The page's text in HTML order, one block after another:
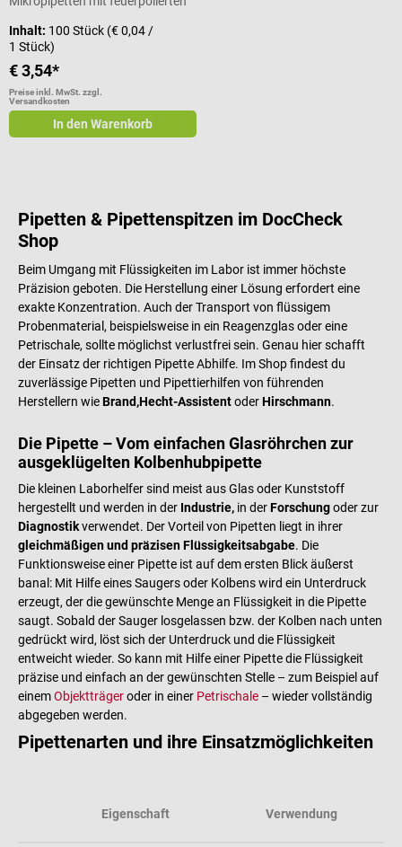
Inhalt: 100 Stück (€ 0,04 /
1 Stück)
€ 3,54*
Preise inkl. MwSt. zzgl.
Versandkosten
In den Warenkorb
Pipetten & Pipettenspitzen im DocCheck
Shop
Beim Umgang mit Flüssigkeiten im Labor ist immer höchste
Präzision geboten. Die Herstellung einer Lösung erfordert eine
exakte Konzentration. Auch der Transport von flüssigem
Probenmaterial, beispielsweise in ein Reagenzglas oder eine
Petrischale, sollte möglichst verlustfrei sein. Genau hier schafft
der Einsatz der richtigen Pipette Abhilfe. Im Shop findest du
zuverlässige Pipetten und Pipettierhilfen von führenden
Herstellern wieBrand,Hecht-AssistentoderHirschmann.
Die Pipette – Vom einfachen Glasröhrchen zur
ausgeklügelten Kolbenhubpipette
Die kleinen Laborhelfer sind meist aus Glas oder Kunststoff
hergestellt und werden in der Industrie, in derForschungoder zur
Diagnostikverwendet. Der Vorteil von Pipetten liegt in ihrer
gleichmäßigen und präzisen Flüssigkeitsabgabe. Die
Funktionsweise einer Pipette ist auf dem ersten Blick äußerst
banal: Mit Hilfe eines Saugers oder Kolbens wird ein Unterdruck
erzeugt, der die gewünschte Menge an Flüssigkeit in die Pipette
saugt. Sobald der Sauger losgelassen bzw. der Kolben nach unten
gedrückt wird, löst sich der Unterdruck und die Flüssigkeit
entweicht wieder. So kann mit Hilfe einer Pipette die Flüssigkeit
präzise und einfach an der gewünschten Stelle – zum Beispiel auf
einemObjektträgeroder in einer Petrischale – wieder vollständig
abgegeben werden.
Pipettenarten und ihre Einsatzmöglichkeiten
Eigenschaft Verwendung